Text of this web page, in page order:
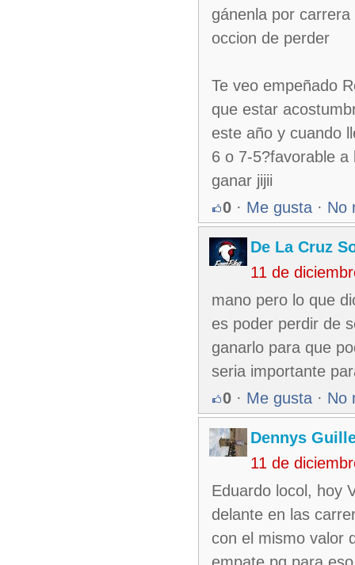
gánenla por
occion de perder
Te veo empeñado
que estar
este año y cuando
6 o 7-5?favorable
ganar jijii
0 · Me gusta · No
De La Cruz
11 de
mano pero lo que
es poder perdir de
ganarlo para que
seria importante
0 · Me gusta · No
Dennys
11 de
Eduardo locol, hoy
delante en las
con el mismo valor